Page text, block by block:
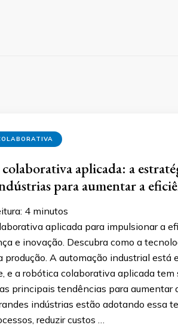
aplicada: a
para aumentar a
4 minutos
aplicada para impulsionar a
e inovação. Descubra como a
produção. A automação industrial está
e a robótica colaborativa aplicada tem
principais tendências para aumentar
indústrias estão adotando essa
reduzir custos …